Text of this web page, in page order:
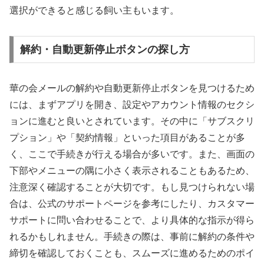
選択ができると感じる飼い主もいます。
解約・自動更新停止ボタンの探し方
華の会メールの解約や自動更新停止ボタンを見つけるため
には、まずアプリを開き、設定やアカウント情報のセクシ
ョンに進むと良いとされています。その中に「サブスクリ
プション」や「契約情報」といった項目があることが多
く、ここで手続きが行える場合が多いです。また、画面の
下部やメニューの隅に小さく表示されることもあるため、
注意深く確認することが大切です。もし見つけられない場
合は、公式のサポートページを参考にしたり、カスタマー
サポートに問い合わせることで、より具体的な指示が得ら
れるかもしれません。手続きの際は、事前に解約の条件や
締切を確認しておくことも、スムーズに進めるためのポイ